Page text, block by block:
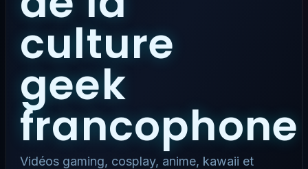
culture
geek
francophone
Vidéos gaming, cosplay, anime, kawaii et